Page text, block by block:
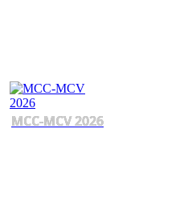
MCC-MCV 2026